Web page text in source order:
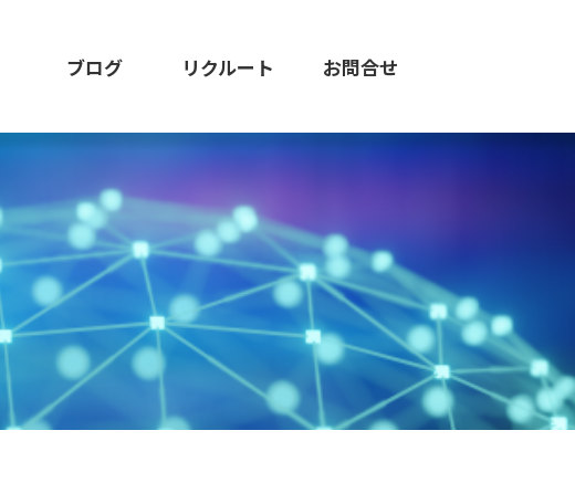
ブログ リクルート お問合せ